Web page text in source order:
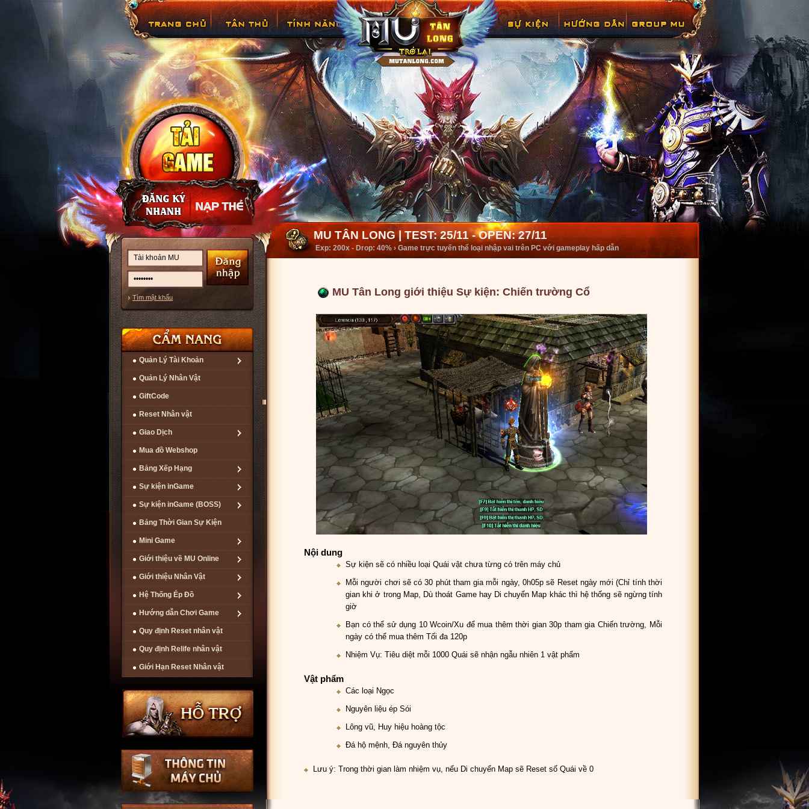
Tìm mật khẩu
Quản Lý Tài Khoản
Quản Lý Nhân Vật
GiftCode
Reset Nhân vật
Giao Dịch
Mua đồ Webshop
Bảng Xếp Hạng
Sự kiện inGame
Sự kiện inGame (BOSS)
Bảng Thời Gian Sự Kiện
Mini Game
Giới thiệu về MU Online
Giới thiệu Nhân Vật
Hệ Thống Ép Đồ
Hướng dẫn Chơi Game
Quy định Reset nhân vật
Quy định Relife nhân vật
Giới Hạn Reset Nhân vật
MU TÂN LONG | TEST: 25/11 - OPEN: 27/11
Exp: 200x - Drop: 40% › Game trực tuyến thể loại nhập vai trên PC với gameplay hấp dẫn
MU Tân Long giới thiệu Sự kiện: Chiến trường Cổ
Nội dung
Sự kiện sẽ có nhiều loại Quái vật chưa từng có trên máy chủ
Mỗi người chơi sẽ có 30 phút tham gia mỗi ngày, 0h05p sẽ Reset ngày mới (Chỉ tính thời
gian khi ở trong Map, Dù thoát Game hay Di chuyển Map khác thì hệ thống sẽ ngừng tính
giờ
Bạn có thể sử dụng 10 Wcoin/Xu để mua thêm thời gian 30p tham gia Chiến trường, Mỗi
ngày có thể mua thêm Tối đa 120p
Nhiệm Vụ: Tiêu diệt mỗi 1000 Quái sẽ nhận ngẫu nhiên 1 vật phẩm
Vật phẩm
Các loại Ngọc
Nguyên liệu ép Sói
Lông vũ, Huy hiệu hoàng tộc
Đá hộ mệnh, Đá nguyên thủy
Lưu ý: Trong thời gian làm nhiệm vụ, nếu Di chuyển Map sẽ Reset số Quái về 0